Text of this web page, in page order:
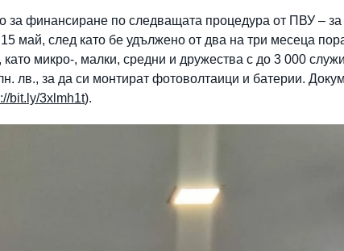
за финансиране по следващата процедура от ПВУ –
май, след като бе удължено от два на три месеца
микро-, малки, средни и дружества с до 3 000
лв., за да си монтират фотоволтаици и батерии.
bit.ly/3xlmh1t).